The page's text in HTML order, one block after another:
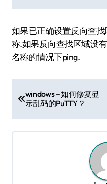
如果已正确设置反向查
称.如果反向查找区域没
名称的情况下ping.
章
导
航
windows – 如何修复显
示乱码的PuTTY？